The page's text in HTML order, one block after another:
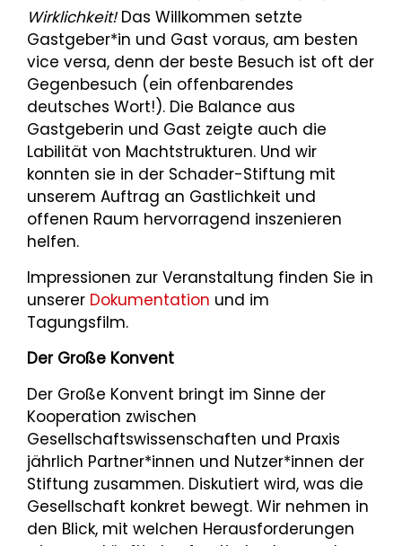
Wirklichkeit!Das Willkommen setzte
Gastgeber*in und Gast voraus, am besten
vice versa, denn der beste Besuch ist oft der
Gegenbesuch (ein offenbarendes
deutsches Wort!). Die Balance aus
Gastgeberin und Gast zeigte auch die
Labilität von Machtstrukturen. Und wir
konnten sie in der Schader-Stiftung mit
unserem Auftrag an Gastlichkeit und
offenen Raum hervorragend inszenieren
helfen.
Impressionen zur Veranstaltung finden Sie in
unserer Dokumentation und im
Tagungsfilm.
Der Große Konvent
Der Große Konvent bringt im Sinne der
Kooperation zwischen
Gesellschaftswissenschaften und Praxis
jährlich Partner*innen und Nutzer*innen der
Stiftung zusammen. Diskutiert wird, was die
Gesellschaft konkret bewegt. Wir nehmen in
den Blick, mit welchen Herausforderungen